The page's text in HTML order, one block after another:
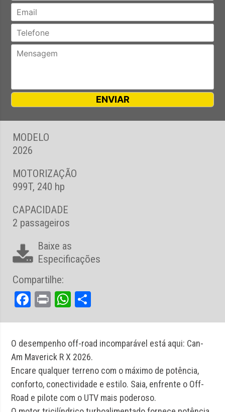
O desempenho off-road incomparável está aqui: Can-
Am Maverick R X 2026.
Encare qualquer terreno com o máximo de potência,
conforto, conectividade e estilo. Saia, enfrente o Off-
Road e pilote com o UTV mais poderoso.
MODELO
2026
MOTORIZAÇÃO
999T, 240 hp
CAPACIDADE
2 passageiros
Baixe as
Especificações
Compartilhe:
Facebook
PrintWhatsApp